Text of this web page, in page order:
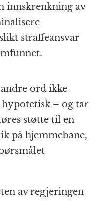
innskrenkning av
straffeansvar
ord ikke
– og tar
støtte til en
på hjemmebane,
av regjeringen